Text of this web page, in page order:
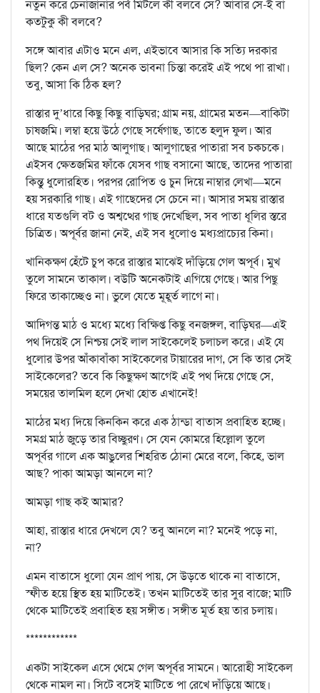
নতুন করে চেনাজানার পর্ব মিটলে কী বলবে সে? আবার সে-ই বা
কতটুকু কী বলবে?
সঙ্গে আবার এটাও মনে এল, এইভাবে আসার কি সত্যি দরকার
ছিল? কেন এল সে? অনেক ভাবনা চিন্তা করেই এই পথে পা রাখা।
তবু, আসা কি ঠিক হল?
রাস্তার দু’ধারে কিছু কিছু বাড়িঘর; গ্রাম নয়, গ্রামের মতন—বাকিটা
চাষজমি। লম্বা হয়ে উঠে গেছে সর্ষেগাছ, তাতে হলুদ ফুল। আর
আছে মাঠের পর মাঠ আলুগাছ। আলুগাছের পাতারা সব চকচকে।
এইসব ক্ষেতজমির ফাঁকে যেসব গাছ বসানো আছে, তাদের পাতারা
কিন্তু ধুলোরহিত। পরপর রোপিত ও চুন দিয়ে নাম্বার লেখা—মনে
হয় সরকারি গাছ। এই গাছেদের সে চেনে না। আসার সময় রাস্তার
ধারে যতগুলি বট ও অশ্বত্থের গাছ দেখেছিল, সব পাতা ধূলির স্তরে
চিত্রিত। অপূর্বর জানা নেই, এই সব ধুলোও মধ্যপ্রাচ্যের কিনা।
খানিকক্ষণ হেঁটে চুপ করে রাস্তার মাঝেই দাঁড়িয়ে গেল অপূর্ব। মুখ
তুলে সামনে তাকাল। বউটি অনেকটাই এগিয়ে গেছে। আর পিছু
ফিরে তাকাচ্ছেও না। ভুলে যেতে মূহূর্ত লাগে না।
আদিগন্ত মাঠ ও মধ্যে মধ্যে বিক্ষিপ্ত কিছু বনজঙ্গল, বাড়িঘর—এই
পথ দিয়েই সে নিশ্চয় সেই লাল সাইকেলেই চলাচল করে। এই যে
ধুলোর উপর আঁকাবাঁকা সাইকেলের টায়ারের দাগ, সে কি তার সেই
সাইকেলের? তবে কি কিছুক্ষণ আগেই এই পথ দিয়ে গেছে সে,
সময়ের তালমিল হলে দেখা হোত এখানেই!
মাঠের মধ্য দিয়ে কিনকিন করে এক ঠান্ডা বাতাস প্রবাহিত হচ্ছে।
সমগ্র মাঠ জুড়ে তার বিচ্ছুরণ। সে যেন কোমরে হিল্লোল তুলে
অপূর্বর গালে এক আঙুলের শিহরিত ঠোনা মেরে বলে, কিহে, ভাল
আছ? পাকা আমড়া আনলে না?
আমড়া গাছ কই আমার?
আহা, রাস্তার ধারে দেখলে যে? তবু আনলে না? মনেই পড়ে না,
না?
এমন বাতাসে ধুলো যেন প্রাণ পায়, সে উড়তে থাকে না বাতাসে,
স্ফীত হয়ে স্থিত হয় মাটিতেই। তখন মাটিতেই তার সুর বাজে; মাটি
থেকে মাটিতেই প্রবাহিত হয় সঙ্গীত। সঙ্গীত মূর্ত হয় তার চলায়।
************
একটা সাইকেল এসে থেমে গেল অপূর্বর সামনে। আরোহী সাইকেল
থেকে নামল না। সিটে বসেই মাটিতে পা রেখে দাঁড়িয়ে আছে।